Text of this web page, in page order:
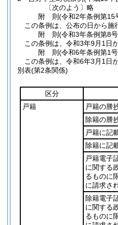
〔次のよう〕略
附 則(令和2年条例第15
この条例は、公布の日から施
附 則(令和3年条例第8
この条例は、令和3年9月1日
附 則(令和6年条例第1
この条例は、令和6年3月1日
別表(第2条関係)
区分
戸籍
戸籍の謄
除籍の謄
戸籍に記
除籍に記
戸籍電子
に関する
るものに
に請求さ
除籍電子
に関する
るものに